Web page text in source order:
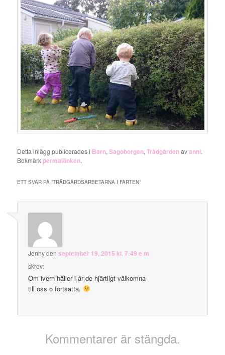
Detta inlägg publicerades i Barn,Sagoborgen,Trådgårdenavanni.
Bokmärkpermalänken.
ETT SVAR PÅ ”TRÄDGÅRDSARBETARNA I FARTEN”
Jennydenseptember 19, 2015 kl. 7:49 e m
skrev:
Om ivern håller i är de hjärtligt välkomna
till oss o fortsätta.
Kommentarer är stängda.